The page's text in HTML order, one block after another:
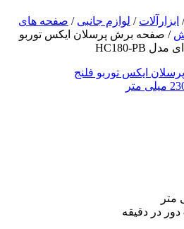
ابزارآلات / لوازم جانبی / صفحه های
/ صفحه برش پرسلان ایکس توربو